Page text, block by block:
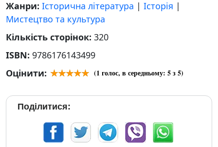
Жанри: Історична література | Історія |
Мистецтво та культура
Кількість сторінок: 320
ISBN: 9786176143499
Оцінити:
(1 голос, в середньому: 5з 5)
Поділитися: